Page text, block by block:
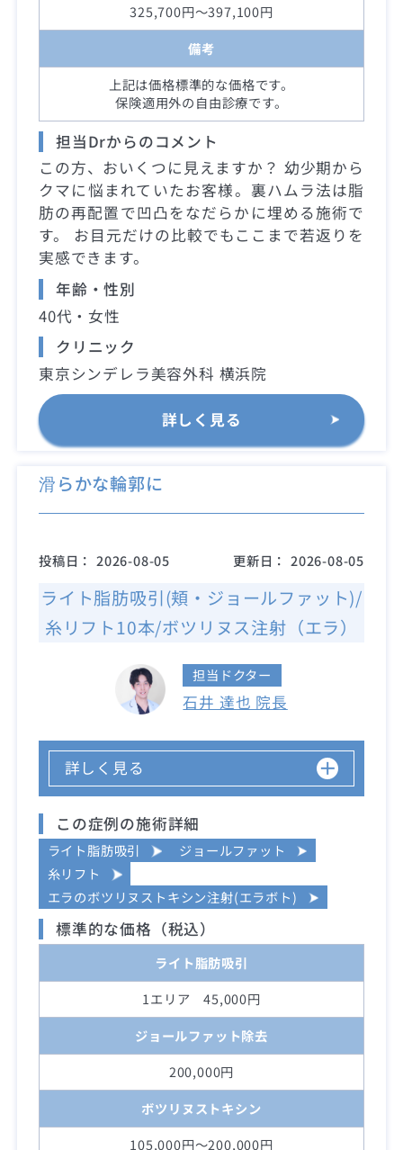
325,700円～397,100円
備考
上記は価格標準的な価格です。
保険適用外の自由診療です。
担当Drからのコメント
この方、おいくつに見えますか？ 幼少期から
クマに悩まれていたお客様。裏ハムラ法は脂
肪の再配置で凹凸をなだらかに埋める施術で
す。 お目元だけの比較でもここまで若返りを
実感できます。
年齢・性別
40代・女性
クリニック
東京シンデレラ美容外科 横浜院
詳しく見る
滑らかな輪郭に
投稿日： 2026-08-05 更新日： 2026-08-05
ライト脂肪吸引(頬・ジョールファット)/
糸リフト10本/ボツリヌス注射（エラ）
担当ドクター
石井 達也 院長
詳しく見る
この症例の施術詳細
ライト脂肪吸引
ジョールファット
糸リフト
エラのボツリヌストキシン注射(エラボト)
標準的な価格（税込）
ライト脂肪吸引
1エリア 45,000円
ジョールファット除去
200,000円
ボツリヌストキシン
105,000円～200,000円